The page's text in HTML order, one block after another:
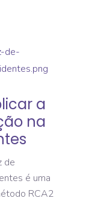
a
na
de
é uma
RCA2